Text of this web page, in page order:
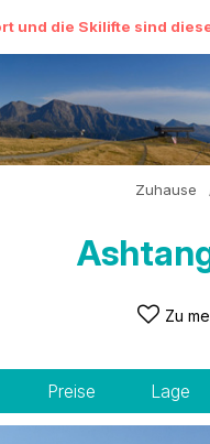
und die Skilifte sind
Zuhause
Zu
Preise Lage